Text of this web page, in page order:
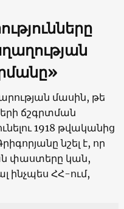
մասին, թե
ճշգրտման
1918 թվականից
նշել է, որ
փաստերը կան,
ինչպես ՀՀ-ում,